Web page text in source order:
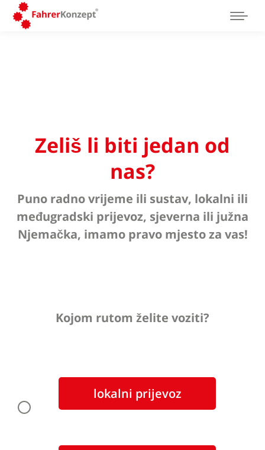
Zeliš li biti jedan od
nas?
Puno radno vrijeme ili sustav, lokalni ili
međugradski prijevoz, sjeverna ili južna
Njemačka, imamo pravo mjesto za vas!
Kojom rutom želite voziti?
lokalni prijevoz